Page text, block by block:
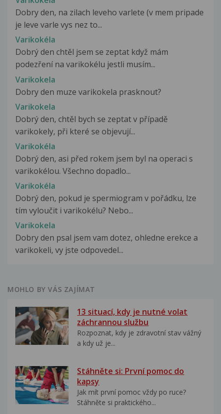
Dobry den, na zilach leveho varlete (v mem pripade
je leve varle vys nez to...
Varikokéla
Dobrý den chtěl jsem se zeptat když mám
podezření na varikokélu jestli musím...
Varikokela
Dobry den muze varikokela prasknout?
Varikokela
Dobrý den, chtěl bych se zeptat v případě
varikokely, při které se objevují...
Varikokéla
Dobrý den, asi před rokem jsem byl na operaci s
varikokélou. Všechno dopadlo...
Varikokéla
Dobrý den, pokud je spermiogram v pořádku, lze
tím vyloučit i varikokélu? Nebo...
Varikokela
Dobry den psal jsem vam dotez, ohledne erekce a
varikokeli, vy jste odpovedel...
MOHLO BY VÁS ZAJÍMAT
13 situací, kdy je nutné volat
záchrannou službu
Rozpoznat, kdy je zdravotní stav vážný
a kdy už je...
Stáhněte si: První pomoc do
kapsy
Jak mít první pomoc vždy po ruce?
Stáhněte si praktického...